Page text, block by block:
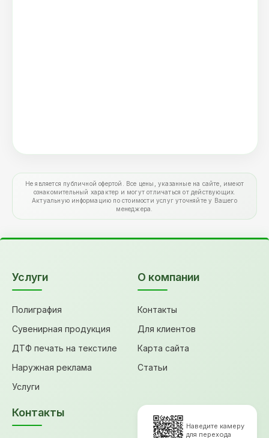
Не является публичной офертой. Все цены, указанные на сайте, имеют
ознакомительный характер и могут отличаться от действующих.
Актуальную информацию по стоимости услуг уточняйте у Вашего
менеджера.
Услуги
Полиграфия
Сувенирная продукция
ДТФ печать на текстиле
Наружная реклама
Услуги
О компании
Контакты
Для клиентов
Карта сайта
Статьи
Контакты
Наведите камеру
для перехода